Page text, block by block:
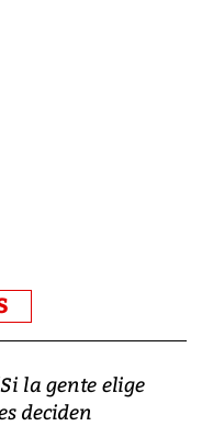
la gente elige
deciden